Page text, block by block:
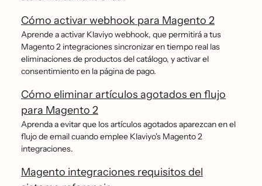
Cómo activar webhook para Magento 2
Aprende a activar Klaviyo webhook, que permitirá a tus
Magento 2 integraciones sincronizar en tiempo real las
eliminaciones de productos del catálogo, y activar el
consentimiento en la página de pago.
Cómo eliminar artículos agotados en flujo
para Magento 2
Aprenda a evitar que los artículos agotados aparezcan en el
flujo de email cuando emplee Klaviyo's Magento 2
integraciones.
Magento integraciones requisitos del